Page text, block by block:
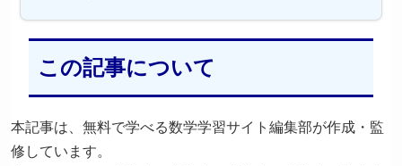
この記事について
本記事は、無料で学べる数学学習サイト編集部が作成・監
修しています。